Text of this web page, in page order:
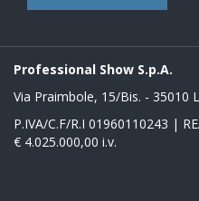
Professional Show S.p.A.
Via Praimbole, 15/Bis. - 35010
P.IVA/C.F/R.I 01960110243 |
€ 4.025.000,00 i.v.